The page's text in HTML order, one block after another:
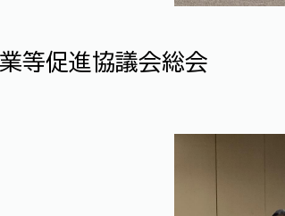
等促進協議会総会